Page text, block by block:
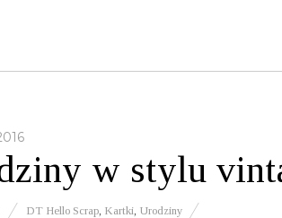
w stylu
DT Hello Scrap, Kartki, Urodziny